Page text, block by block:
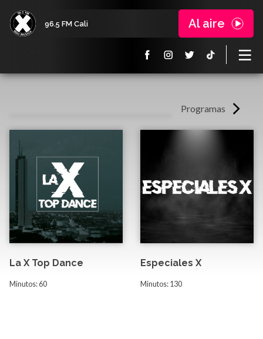
96.5 FM Cali Al aire
Programas
La X Top Dance
Minutos: 60
Especiales X
Minutos: 130